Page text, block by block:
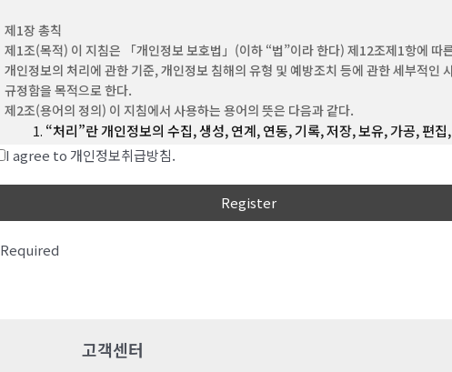
문자와 숫자의 조합을 의미합니다.
(6) ‘비밀번호’라 함은 회원이 부여 받은 ID와 일치된 회원임을 확인하고, 회원의 권익보
위해 회원이 선정한 문자와 숫자의 조합을 말합니다.
(7) ‘해지’라 함은 회사 또는 회원이 이용계약을 해약하는 것을 말합니다.
제 3 조 (약관의 효력 및 변경)
(1) 이 약관의 내용은 회원에게 공지함으로써 효력을 발생합니다.
변경할 수 있으며, 변경된 약관은 본 조 제1항과 같이 회원에게 공지함으로써 효력을
제 4 조 (약관 외 준칙)
제1장 총칙
제1조(목적) 이 지침은 「개인정보 보호법」(이하 “법”이라 한다) 제12조제1항에 따
개인정보의 처리에 관한 기준, 개인정보 침해의 유형 및 예방조치 등에 관한 세부적인
규정함을 목적으로 한다.
제2조(용어의 정의) 이 지침에서 사용하는 용어의 뜻은 다음과 같다.
“처리”란 개인정보의 수집, 생성, 연계, 연동, 기록, 저장, 보유, 가공, 편집
출력, 정정(訂正), 복구, 이용, 제공, 공개, 파기(破棄), 그 밖에 이와 유사한
“개인정보처리자”란 업무를 목적으로 법 제2조제4호에 따른 개인정보파
운용하기 위하여 스스로 또는 다른 사람을 통하여 개인정보를 처리하는
“공공기관“이란 법 제2조제6호 및 「개인정보 보호법 시행령」(이하 “영
위한 각종 동창회, 동호회, 향우회, 반상회 및 동아리 등의 모임을 말한다.
I agree to 개인정보취급방침.
Required
고객센터